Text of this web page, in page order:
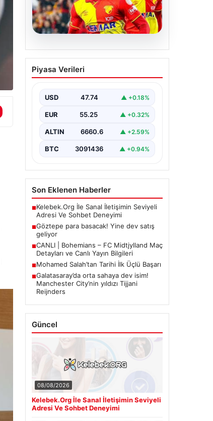
07.08.2026
Göztepe para basacak!
Yine dev satış geliyor
Piyasa Verileri
USD 47.74 ▲ +0.18%
EUR 55.25 ▲ +0.32%
ALTIN 6660.6 ▲ +2.59%
BTC 3091436 ▲ +0.94%
Son Eklenen Haberler
■Kelebek.Org İle Sanal İletişimin Seviyeli
Adresi Ve Sohbet Deneyimi
■Göztepe para basacak! Yine dev satış
geliyor
■CANLI | Bohemians – FC Midtjylland Maç
Detayları ve Canlı Yayın Bilgileri
■Mohamed Salah’tan Tarihi İlk Üçlü Başarı
■Galatasaray’da orta sahaya dev isim!
Manchester City’nin yıldızı Tijjani
Reijnders
Güncel
08/08/2026
Kelebek.Org İle Sanal İletişimin Seviyeli
Adresi Ve Sohbet Deneyimi